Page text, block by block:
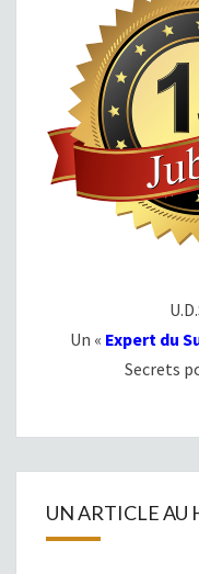
Un « Expert du
Secrets
UN ARTICLE AU